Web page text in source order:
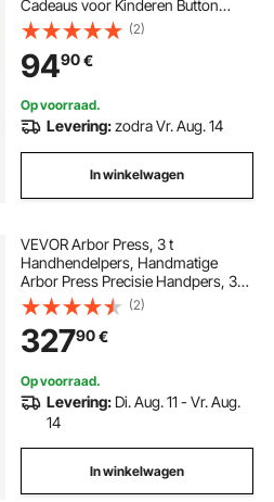
Cadeaus voor Kinderen Button
Making Machine, Button Badge
Making met 100 Button Onderdelen
& Cirkelsnijder & Spell Book
(2)
9490€
Op voorraad.
Levering:zodra Vr. Aug. 14
In winkelwagen
VEVOR Arbor Press, 3 t
Handhendelpers, Handmatige
Arbor Press Precisie Handpers, 310
mm Maximale Hoogte, Handmatige
Tafelponspers Gemaakt van
Gietijzer, voor Ponsen, Buigen,
Strekken, Vormen
(2)
32790€
Op voorraad.
Levering: Di. Aug. 11 - Vr. Aug.
14
In winkelwagen